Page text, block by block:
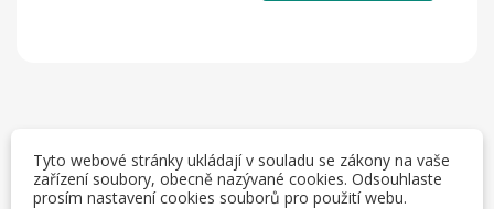
Popis Přílohy
Tyto webové stránky ukládají v souladu se zákony na vaše
zařízení soubory, obecně nazývané cookies. Odsouhlaste
prosím nastavení cookies souborů pro použití webu.